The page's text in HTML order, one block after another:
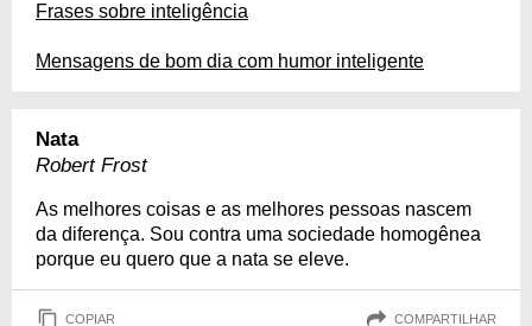
Frases sobre inteligência
Mensagens de bom dia com humor inteligente
Nata
Robert Frost
As melhores coisas e as melhores pessoas nascem
da diferença. Sou contra uma sociedade homogênea
porque eu quero que a nata se eleve.
COPIAR COMPARTILHAR